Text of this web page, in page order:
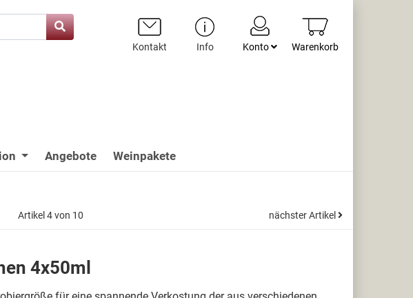
Warenkorb
Konto
Info
Kontakt
Angebote Weinpakete
Artikel 4 von 10 nächster Artikel
4x50ml